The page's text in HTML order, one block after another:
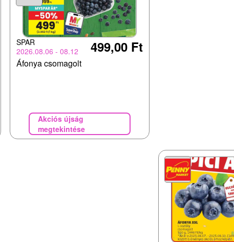
SPAR
2026.08.06 - 08.12
499,00 Ft
Áfonya csomagolt
Akciós újság
megtekintése